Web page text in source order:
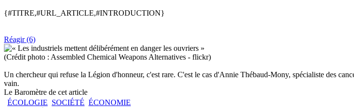
{#TITRE,#URL_ARTICLE,#INTRODUCTION}
Réagir (6)
(Crédit photo : Assembled Chemical Weapons Alternatives - flickr)
Un chercheur qui refuse la Légion d'honneur, c'est rare. C'est le cas d'Annie Thébaud-Mony, spécialiste des
vain.
Le Baromètre de cet article
ÉCOLOGIE SOCIÉTÉ ÉCONOMIE